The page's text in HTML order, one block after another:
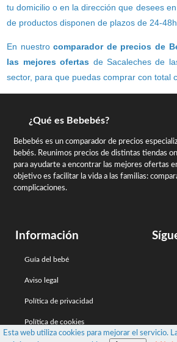
tu domicilio o en la dirección que desees
de productos disponen de plazos de 24-48h.
En nuestrocomparador de precios de
las mejores ofertas de Sacaleches de
sector, para que puedas comprar con total
Esta web utiliza cookies para mejorar el servicio.
¿Qué es Bebebés?
Bebebés es un comparador de precios
bebés. Reunimos precios de distintas tiendas
para ayudarte a encontrar las mejores ofertas
objetivo es facilitar la vida a las familias:
complicaciones.
Información
Guía del bebé
Aviso legal
Política de privacidad
Política de cookies